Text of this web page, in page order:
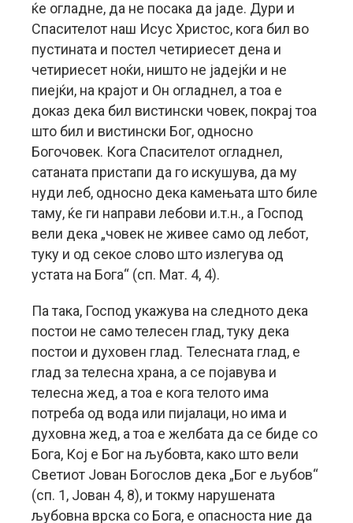
ќе огладне, да не посака да јаде. Дури и
Спасителот наш Исус Христос, кога бил во
пустината и постел четириесет дена и
четириесет ноќи, ништо не јадејќи и не
пиејќи, на крајот и Он огладнел, а тоа е
доказ дека бил вистински човек, покрај тоа
што бил и вистински Бог, односно
Богочовек. Кога Спасителот огладнел,
сатаната пристапи да го искушува, да му
нуди леб, односно дека камењата што биле
таму, ќе ги направи лебови и.т.н., а Господ
вели дека „човек не живее само од лебот,
туку и од секое слово што излегува од
устата на Бога“ (сп. Мат. 4, 4).
Па така, Господ укажува на следното дека
постои не само телесен глад, туку дека
постои и духовен глад. Телесната глад, е
глад за телесна храна, а се појавува и
телесна жед, а тоа е кога телото има
потреба од вода или пијалаци, но има и
духовна жед, а тоа е желбата да се биде со
Бога, Кој е Бог на љубовта, како што вели
Светиот Јован Богослов дека „Бог е љубов“
(сп. 1, Јован 4, 8), и токму нарушената
љубовна врска со Бога, е опасноста ние да